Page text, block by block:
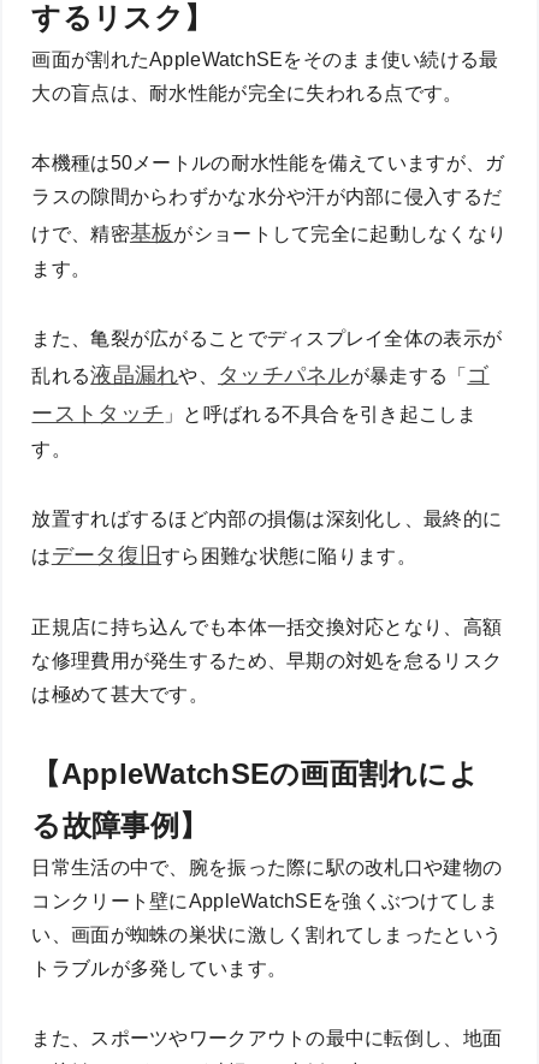
するリスク】
画面が割れたAppleWatchSEをそのまま使い続ける最
大の盲点は、耐水性能が完全に失われる点です。
本機種は50メートルの耐水性能を備えていますが、ガ
ラスの隙間からわずかな水分や汗が内部に侵入するだ
けで、精密基板がショートして完全に起動しなくなり
ます。
また、亀裂が広がることでディスプレイ全体の表示が
乱れる液晶漏れや、 タッチパネルが暴走する「 ゴ
ーストタッチ 」と呼ばれる不具合を引き起こしま
す。
放置すればするほど内部の損傷は深刻化し、最終的に
はデータ復旧すら困難な状態に陥ります。
正規店に持ち込んでも本体一括交換対応となり、高額
な修理費用が発生するため、早期の対処を怠るリスク
は極めて甚大です。
【AppleWatchSEの画面割れによ
る故障事例】
日常生活の中で、腕を振った際に駅の改札口や建物の
コンクリート壁にAppleWatchSEを強くぶつけてしま
い、画面が蜘蛛の巣状に激しく割れてしまったという
トラブルが多発しています。
また、スポーツやワークアウトの最中に転倒し、地面